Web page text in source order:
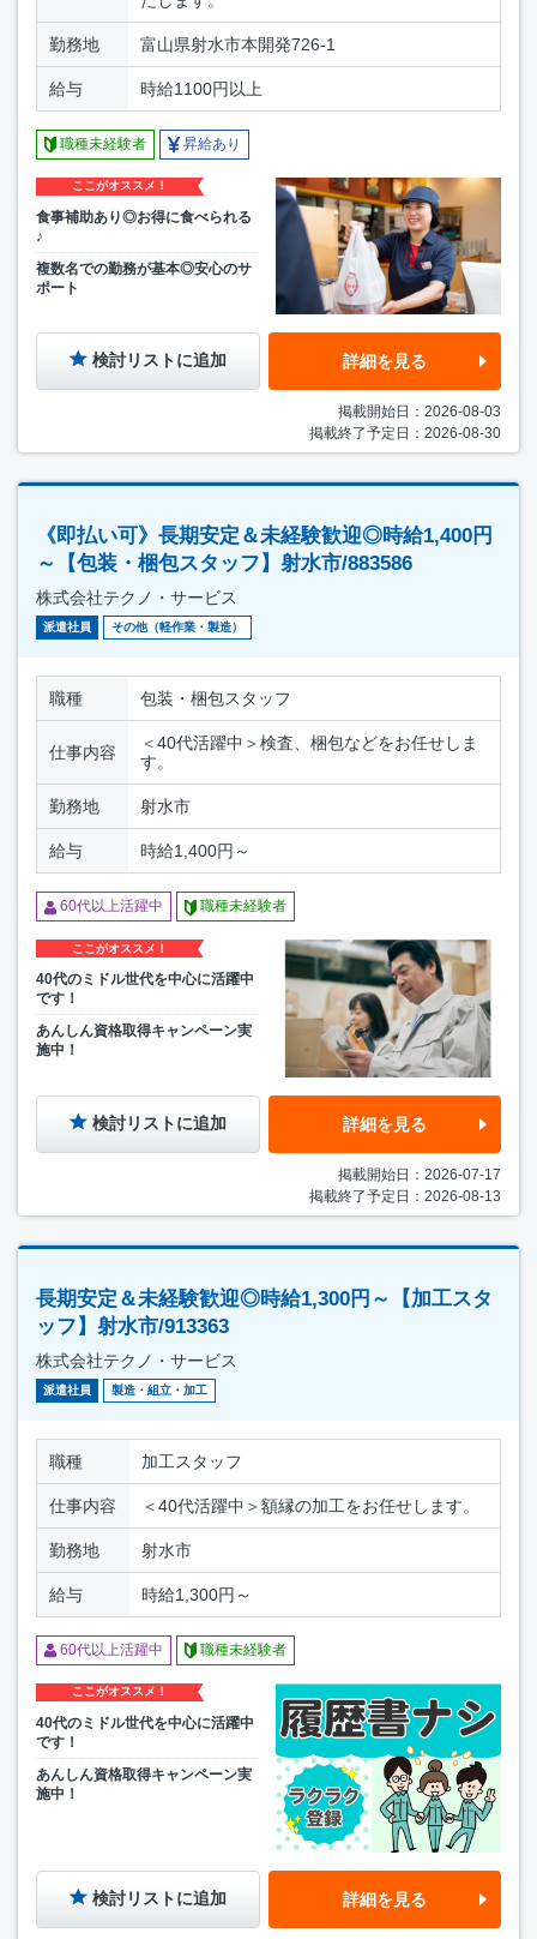
勤務地 富山県射水市本開発726-1
給与 時給1100円以上
職種未経験者 昇給あり
ここがオススメ！
食事補助あり◎お得に食べられる
♪
複数名での勤務が基本◎安心のサ
ポート
検討リストに追加 詳細を見る
掲載開始日：2026-08-03
掲載終了予定日：2026-08-30
《即払い可》長期安定＆未経験歓迎◎時給1,400円
～【包装・梱包スタッフ】射水市/883586
株式会社テクノ・サービス
派遣社員 その他（軽作業・製造）
職種 包装・梱包スタッフ
仕事内容
＜40代活躍中＞検査、梱包などをお任せしま
す。
勤務地 射水市
給与 時給1,400円～
60代以上活躍中 職種未経験者
ここがオススメ！
40代のミドル世代を中心に活躍中
です！
あんしん資格取得キャンペーン実
施中！
検討リストに追加 詳細を見る
掲載開始日：2026-07-17
掲載終了予定日：2026-08-13
長期安定＆未経験歓迎◎時給1,300円～【加工スタ
ッフ】射水市/913363
株式会社テクノ・サービス
派遣社員 製造・組立・加工
職種 加工スタッフ
仕事内容 ＜40代活躍中＞額縁の加工をお任せします。
勤務地 射水市
給与 時給1,300円～
60代以上活躍中 職種未経験者
ここがオススメ！
40代のミドル世代を中心に活躍中
です！
あんしん資格取得キャンペーン実
施中！
検討リストに追加 詳細を見る